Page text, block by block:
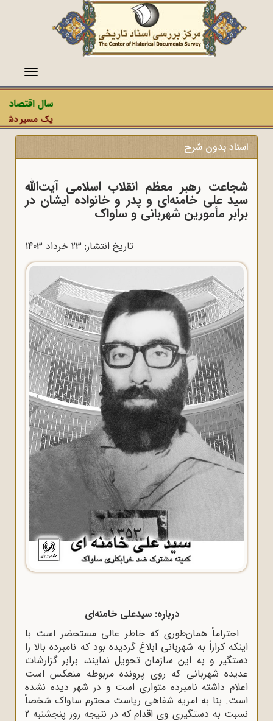
منو
سال اقتصاد
یک مسیر
اسناد بدون شرح
شجاعت رهبر معظم انقلاب اسلامی آیت‌الله
سید علی خامنه‌ای و پدر و خانواده ایشان در
برابر مأمورین شهربانی و ساواک
تاریخ انتشار: 23 خرداد 1403
درباره: سیدعلی خامنه‌ای
احتراماً‌ همان‌طوری که خاطر عالی مستحضر است با
اینکه کراراً به شهربانی ابلاغ گردیده بود که نامبرده بالا را
دستگیر و به این سازمان تحویل نمایند، برابر گزارشات
عدیده شهربانی که روی پرونده مربوطه منعکس است
اعلام داشته نامبرده متواری است و در شهر دیده نشده
است. بنا به امریه شفاهی ریاست محترم ساواک شخصاً
نسبت به دستگیری وی اقدام که در نتیجه روز پنجشنبه 2